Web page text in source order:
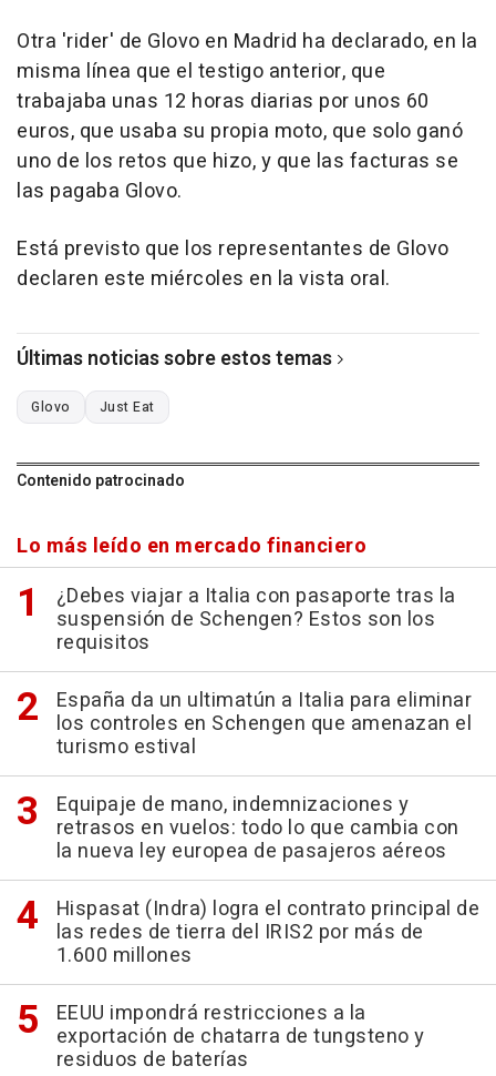
Otra 'rider' de Glovo en Madrid ha declarado, en la
misma línea que el testigo anterior, que
trabajaba unas 12 horas diarias por unos 60
euros, que usaba su propia moto, que solo ganó
uno de los retos que hizo, y que las facturas se
las pagaba Glovo.
Está previsto que los representantes de Glovo
declaren este miércoles en la vista oral.
Últimas noticias sobre estos temas
Glovo Just Eat
Contenido patrocinado
Lo más leído en mercado financiero
¿Debes viajar a Italia con pasaporte tras la
suspensión de Schengen? Estos son los
requisitos
España da un ultimatún a Italia para eliminar
los controles en Schengen que amenazan el
turismo estival
Equipaje de mano, indemnizaciones y
retrasos en vuelos: todo lo que cambia con
la nueva ley europea de pasajeros aéreos
Hispasat (Indra) logra el contrato principal de
las redes de tierra del IRIS2 por más de
1.600 millones
EEUU impondrá restricciones a la
exportación de chatarra de tungsteno y
residuos de baterías